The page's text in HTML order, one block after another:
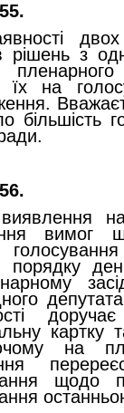
рішень з
їх на
більшість
вимог
порядку
картку
на
щодо